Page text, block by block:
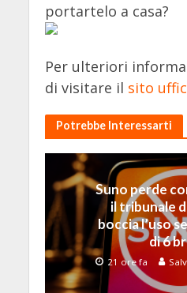
portartelo a casa?
Per ulteriori
di visitare il sito
Potrebbe Interessarti
Suno perde
il tribunale
boccia l’uso
di 6
21 ore fa